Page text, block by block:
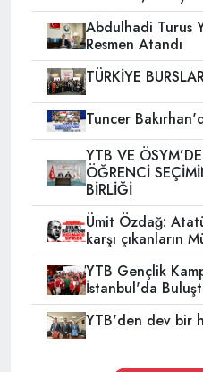
Abdulhadi Turus
Resmen Atandı
TÜRKİYE
Tuncer
YTB VE
ÖĞRENCİ
BİRLİĞİ
Ümit Özdağ:
karşı çıkanların
YTB Gençlik
İstanbul'da
YTB'den dev bir